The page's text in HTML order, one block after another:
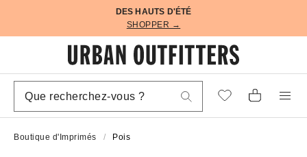
DES HAUTS D'ÉTÉ
SHOPPER →
Boutique d'Imprimés Pois